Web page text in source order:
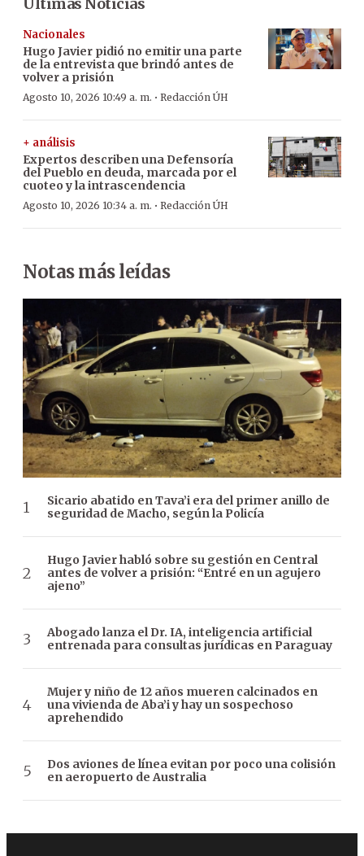
Nacionales
Hugo Javier pidió no emitir una parte
de la entrevista que brindó antes de
volver a prisión
Agosto 10, 2026 10:49 a. m. · Redacción ÚH
+ análisis
Expertos describen una Defensoría
del Pueblo en deuda, marcada por el
cuoteo y la intrascendencia
Agosto 10, 2026 10:34 a. m. · Redacción ÚH
Notas más leídas
Sicario abatido en Tava’i era del primer anillo de
seguridad de Macho, según la Policía
Hugo Javier habló sobre su gestión en Central
antes de volver a prisión: “Entré en un agujero
ajeno”
Abogado lanza el Dr. IA, inteligencia artificial
entrenada para consultas jurídicas en Paraguay
Mujer y niño de 12 años mueren calcinados en
una vivienda de Aba’i y hay un sospechoso
aprehendido
Dos aviones de línea evitan por poco una colisión
en aeropuerto de Australia